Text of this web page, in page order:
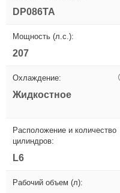
DP086TA
Мощность (л.с.):
207
Охлаждение:
Жидкостное
Расположение и количество
цилиндров:
L6
Рабочий объем (л):